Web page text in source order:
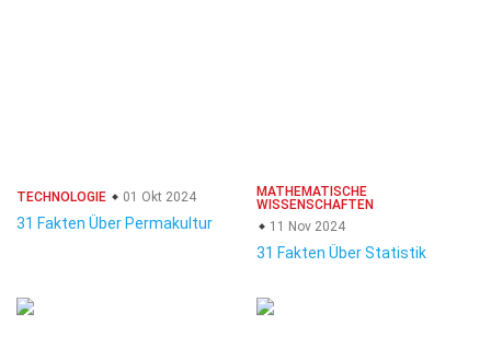
TECHNOLOGIE 01 Okt 2024
31 Fakten Über Permakultur
MATHEMATISCHE
WISSENSCHAFTEN
11 Nov 2024
31 Fakten Über Statistik